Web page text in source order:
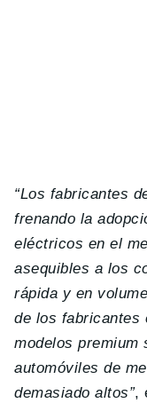
“Los fabricantes
frenando la
eléctricos en el
asequibles a los
rápida y en
de los fabricantes
modelos premium
automóviles de
demasiado altos”,